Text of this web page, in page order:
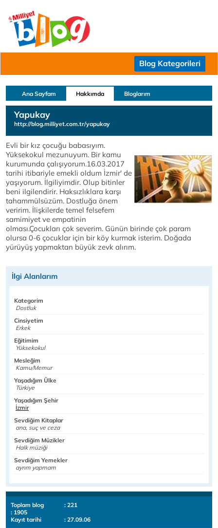
Blog Kategorileri
Ana Sayfam Hakkımda Bloglarım
Yapukay
http://blog.milliyet.com.tr/yapukay
Evli bir kız çocuğu babasıyım.
Yüksekokul mezunuyum. Bir kamu
kurumunda çalışıyorum.16.03.2017
tarihi itibariyle emekli oldum İzmir' de
yaşıyorum. İlgiliyimdir. Olup bitinler
beni ilgilendirir. Haksızlıklara karşı
tahammülsüzüm. Dostluğa önem
veririm. İlişkilerde temel felsefem
samimiyet ve empatinin
olması.Çocukları çok severim. Günün birinde çok param
olursa 0-6 çocuklar için bir köy kurmak isterim. Doğada
yürüyüş yapmaktan büyük zevk alırım.
İlgi Alanlarım
Kategorim
Dostluk
Cinsiyetim
Erkek
Eğitimim
Yüksekokul
Mesleğim
Kamu/Memur
Yaşadığım Ülke
Türkiye
Yaşadığım Şehir
İzmir
Sevdiğim Kitaplar
ana, suç ve ceza
Sevdiğim Müzikler
Halk müziği
Sevdiğim Yemekler
ayrım yapmam
Toplam blog
: 221
: 1905
Kayıt tarihi
: 27.09.06